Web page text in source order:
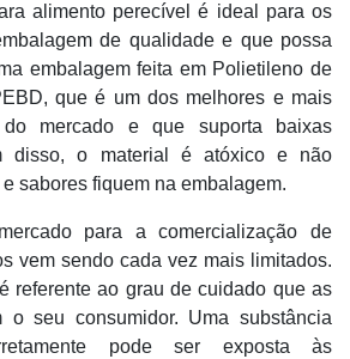
alimento perecível é ideal para os
de qualidade e que possa
embalagem feita em Polietileno de
que é um dos melhores e mais
do mercado e que suporta baixas
disso, o material é atóxico e não
sabores fiquem na embalagem.
para a comercialização de
vem sendo cada vez mais limitados.
referente ao grau de cuidado que as
o seu consumidor. Uma substância
pode ser exposta às